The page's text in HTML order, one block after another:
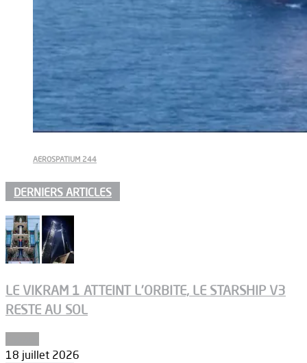
AEROSPATIUM 244
DERNIERS ARTICLES
LE VIKRAM 1 ATTEINT L’ORBITE, LE STARSHIP V3
RESTE AU SOL
18 juillet 2026